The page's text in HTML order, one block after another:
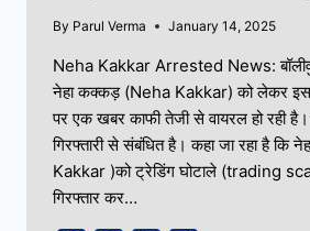
By Parul Verma January 14, 2025
Neha Kakkar Arrested News:
नेहा कक्कड़ (Neha Kakkar) को लेकर इस
पर एक खबर काफी तेजी से वायरल हो रही
गिरफ्तारी से संबंधित है। कहा जा रहा है कि
Kakkar )को ट्रेडिंग घोटाले (trading
गिरफ्तार कर…